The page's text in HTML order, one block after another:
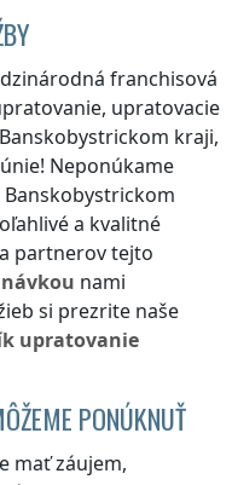
franchisová
upratovacie
kraji,
Neponúkame
Banskobystrickom
a kvalitné
partnerov tejto
nami
si prezrite naše
upratovanie
PONÚKNUŤ
mať záujem,